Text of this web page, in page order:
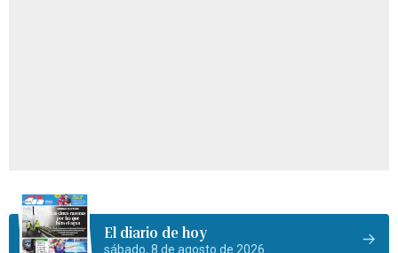
El diario de hoy
sábado, 8 de agosto de 2026